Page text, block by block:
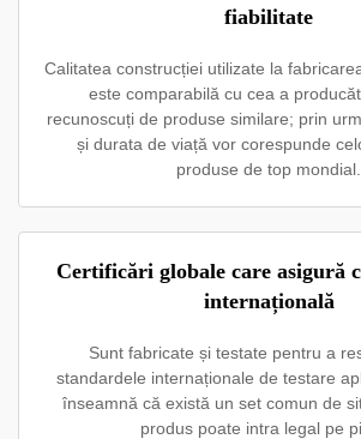
fiabilitate
Calitatea construcției utilizate la
este comparabilă cu cea a
recunoscuți de produse similare; prin
și durata de viață vor corespunde
produse de top mondial.
Certificări globale care asigură
internațională
Sunt fabricate și testate pentru a
standardele internaționale de testare
înseamnă că există un set comun de
produs poate intra legal pe